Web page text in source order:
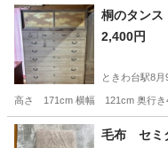
東京 板橋区 小竹向原駅
桐のタンス
2,400円
ときわ台駅8月
高さ 171cm 横幅 121cm 奥行き
東京 板橋区 ときわ台駅
毛布 セミ